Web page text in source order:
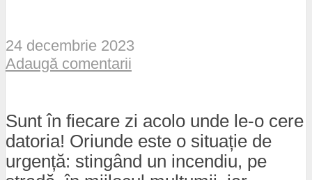
24 decembrie 2023
Adaugă comentarii
Sunt în fiecare zi acolo unde le-o cere
datoria! Oriunde este o situație de
urgență: stingând un incendiu, pe